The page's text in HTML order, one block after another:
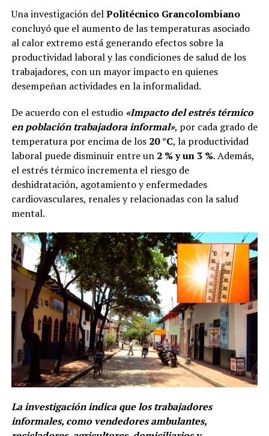
Una investigación delPolitécnico Grancolombiano
concluyó que el aumento de las temperaturas asociado
al calor extremo está generando efectos sobre la
productividad laboral y las condiciones de salud de los
trabajadores, con un mayor impacto en quienes
desempeñan actividades en la informalidad.
De acuerdo con el estudio «Impacto del estrés térmico
en población trabajadora informal», por cada grado de
temperatura por encima de los 20 °C, la productividad
laboral puede disminuir entre un 2 % y un 3 %. Además,
el estrés térmico incrementa el riesgo de
deshidratación, agotamiento y enfermedades
cardiovasculares, renales y relacionadas con la salud
mental.
La investigación indica que los trabajadores
informales, como vendedores ambulantes,